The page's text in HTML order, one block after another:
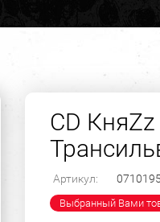
CD
Артикул:
Выбранный Вами